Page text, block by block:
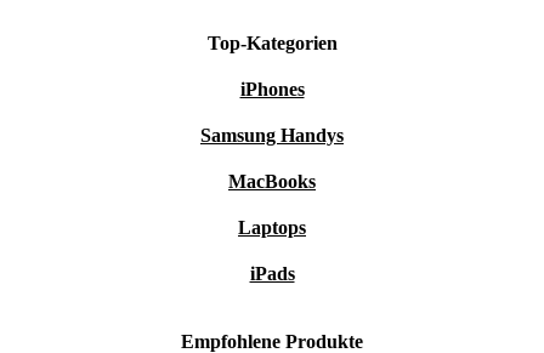
Top-Kategorien
iPhones
Samsung Handys
MacBooks
Laptops
iPads
Empfohlene Produkte